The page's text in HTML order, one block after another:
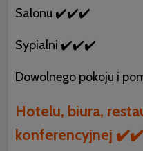
Salonu ✔️✔️✔️
Sypialni ✔️✔️✔️
Dowolnego pokoju i
Hotelu, biura,
konferencyjnej